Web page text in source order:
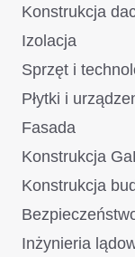
Konstrukcja
Izolacja
Sprzęt i
Płytki i
Fasada
Konstrukcja
Konstrukcja
Inżynieria